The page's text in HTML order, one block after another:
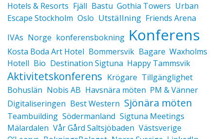
Hotels & Resorts Fjäll Bastu Gothia Towers Urban
Escape Stockholm Oslo Utställning Friends Arena
IVAs Norge konferensbokning Konferens
Kosta Boda Art Hotel Bommersvik Bagare Waxholms
Hotell Bio Destination Sigtuna Happy Tammsvik
Aktivitetskonferens Krögare Tillgänglighet
Bohuslän Nobis AB Havsnära möten PM & Vänner
Digitaliseringen Best Western Sjönära möten
Teambuilding Södermanland Sigtuna Meetings
Mälardalen Vår Gård Saltsjöbaden Västsverige